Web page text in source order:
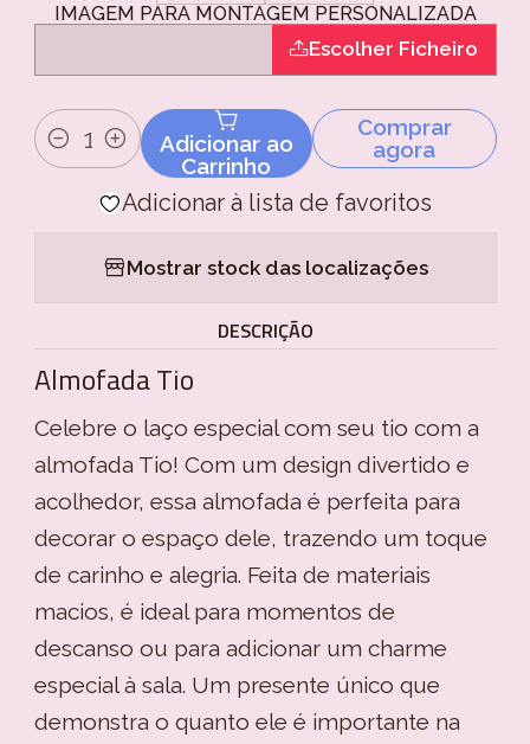
IMAGEM PARA MONTAGEM PERSONALIZADA
Escolher Ficheiro
Quantidade
Adicionar ao
Carrinho
Comprar
agora
Adicionar à lista de favoritos
Mostrar stock das localizações
DESCRIÇÃO
Almofada Tio
Celebre o laço especial com seu tio com a
almofada Tio! Com um design divertido e
acolhedor, essa almofada é perfeita para
decorar o espaço dele, trazendo um toque
de carinho e alegria. Feita de materiais
macios, é ideal para momentos de
descanso ou para adicionar um charme
especial à sala. Um presente único que
demonstra o quanto ele é importante na